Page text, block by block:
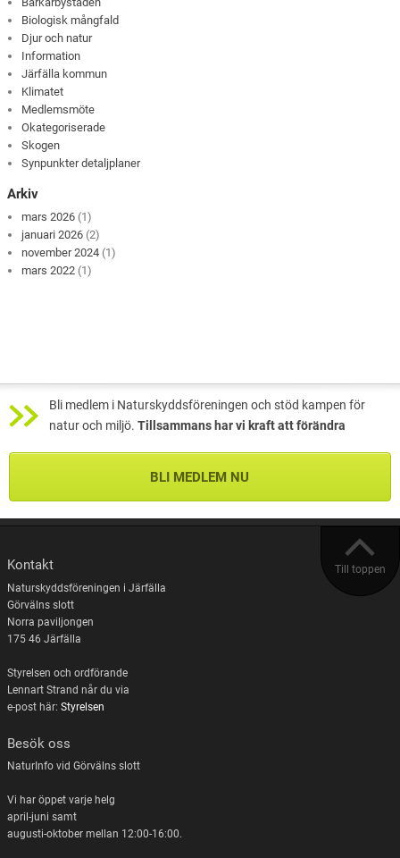
Biologisk mångfald
Djur och natur
Information
Järfälla kommun
Klimatet
Medlemsmöte
Okategoriserade
Skogen
Synpunkter detaljplaner
Arkiv
mars 2026 (1)
januari 2026 (2)
november 2024 (1)
mars 2022 (1)
Bli medlem i Naturskyddsföreningen och stöd kampen för
natur och miljö. Tillsammans har vi kraft att förändra
BLI MEDLEM NU
Till toppen
Kontakt
Naturskyddsföreningen i Järfälla
Görvälns slott
Norra paviljongen
175 46 Järfälla
Styrelsen och ordförande
Lennart Strand når du via
e-post här: Styrelsen
Besök oss
NaturInfo vid Görvälns slott
Vi har öppet varje helg
april-juni samt
augusti-oktober mellan 12:00-16:00.